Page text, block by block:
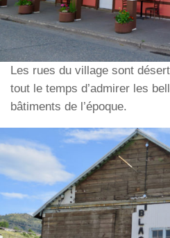
Les rues du village sont
tout le temps d’admirer les
bâtiments de l’époque.